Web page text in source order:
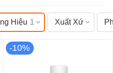
Hiệu 1 Xuất Xứ
-10%